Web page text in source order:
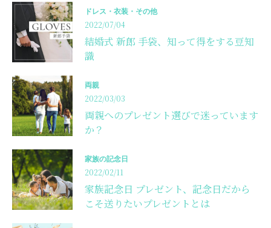
ドレス・衣装・その他
2022/07/04
結婚式 新郎 手袋、知って得をする豆知
識
両親
2022/03/03
両親へのプレゼント選びで迷っています
か？
家族の記念日
2022/02/11
家族記念日 プレゼント、記念日だから
こそ送りたいプレゼントとは